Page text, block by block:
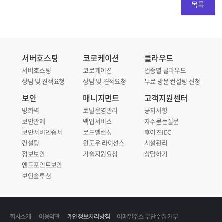
목록
서버호스팅
서버호스팅
상담 및 견적요청
코로케이션
코로케이션
상담 및 견적요청
클라우드
업종별 클라우드
무료 방문 컨설팅 신청
보안
방화벽
보안관제
보안서버인증서
컨설팅
정보보안
엔드포인트보안
보안솔루션
매니지먼트
토탈운영관리
백업서비스
로드밸런싱
윈도우 라이선스
기술지원요청
고객지원센터
공지사항
자주묻는질문
후이즈IDC
시설관리
상담하기
회사소개 이용약관 개인정보처리방침 이메일주소 무단수집 거부